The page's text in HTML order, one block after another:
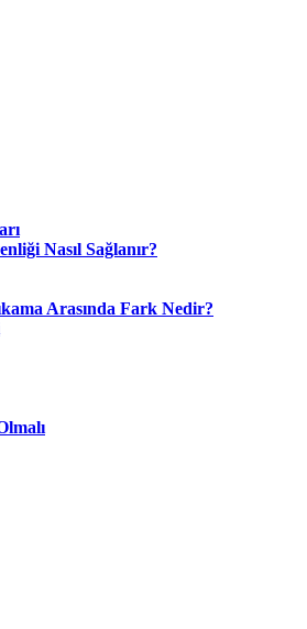
Nasıl Sağlanır?
Arasında Fark Nedir?